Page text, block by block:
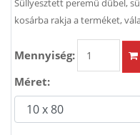
Süllyesztett peremű dűbel,
kosárba rakja a terméket,
Mennyiség:
Méret: